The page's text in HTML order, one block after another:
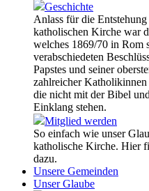
Geschichte
Anlass für die
katholischen Kirche war
welches 1869/70 in Rom
verabschiedeten
Papstes und seiner
zahlreicher
die nicht mit der Bibel
Einklang stehen.
Mitglied werden
So einfach wie unser
katholische Kirche. Hier
dazu.
Unsere Gemeinden
Unser Glaube